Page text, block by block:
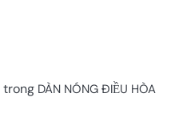
trong DÀN NÓNG ĐIỀU HÒA